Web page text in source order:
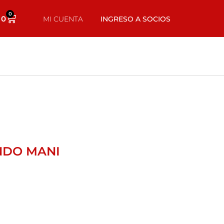
0
MI CUENTA INGRESO A SOCIOS
MANI